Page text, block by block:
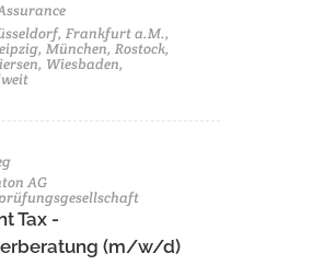
Frankfurt a.M.,
München, Rostock,
Wiesbaden,
AG
Tax -
(m/w/d)